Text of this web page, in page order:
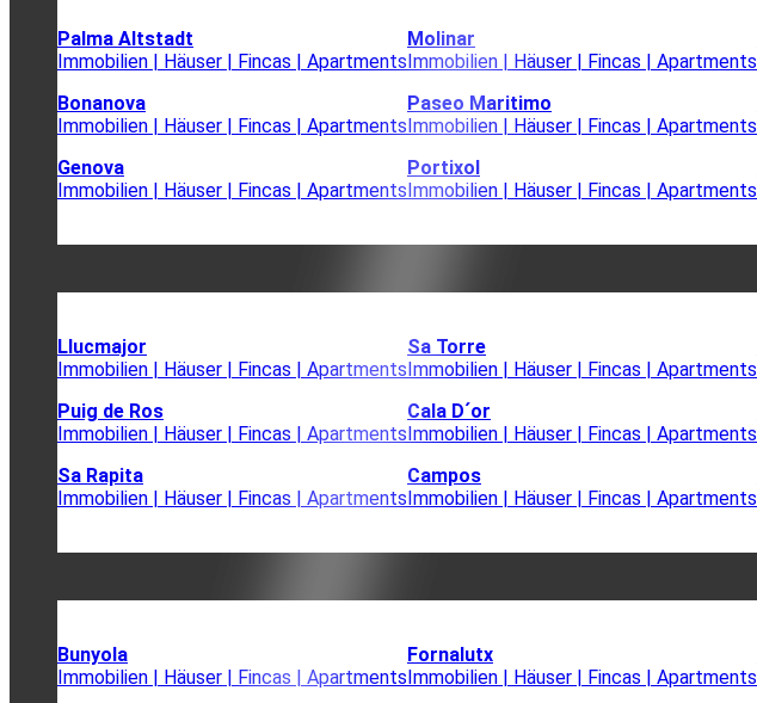
Palma Altstadt
Immobilien | Häuser | Fincas | Apartments
Bonanova
Immobilien | Häuser | Fincas | Apartments
Genova
Immobilien | Häuser | Fincas | Apartments
Molinar
Immobilien | Häuser | Fincas | Apartments
Paseo Maritimo
Immobilien | Häuser | Fincas | Apartments
Portixol
Immobilien | Häuser | Fincas | Apartments
Llucmajor
Immobilien | Häuser | Fincas | Apartments
Puig de Ros
Immobilien | Häuser | Fincas | Apartments
Sa Rapita
Immobilien | Häuser | Fincas | Apartments
Sa Torre
Immobilien | Häuser | Fincas | Apartments
Cala D´or
Immobilien | Häuser | Fincas | Apartments
Campos
Immobilien | Häuser | Fincas | Apartments
Bunyola
Immobilien | Häuser | Fincas | Apartments
Fornalutx
Immobilien | Häuser | Fincas | Apartments